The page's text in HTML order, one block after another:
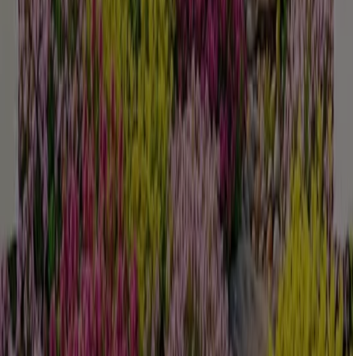
% Aktion
Läuft am 20.8. ab
Mehr anzeigen
Andere Unternehmen der Kategorie
Baumärkte und Gartencenter
Schneller Blick auf Hellweg
Angebote
Kategorie: Baumärkte und Gartencenter
Hellweg, alle Angebote auf einen
Klick